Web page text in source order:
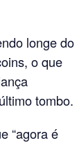
longe do
o que
tombo.
“agora é